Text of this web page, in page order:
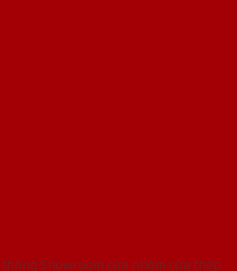
Showroom cửa nhôm cửa thép